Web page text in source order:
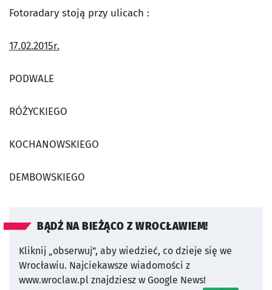
Fotoradary stoją przy ulicach :
17.02.2015r.
PODWALE
RÓŻYCKIEGO
KOCHANOWSKIEGO
DEMBOWSKIEGO
BĄDŹ NA BIEŻĄCO Z WROCŁAWIEM!
Kliknij „obserwuj”, aby wiedzieć, co dzieje się we
Wrocławiu. Najciekawsze wiadomości z
www.wroclaw.pl znajdziesz w Google News!